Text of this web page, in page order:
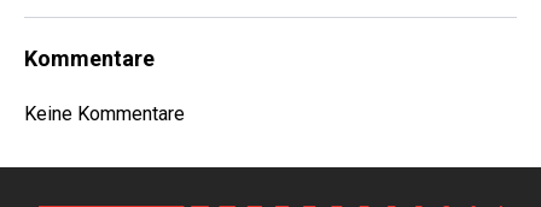
Kommentare
Keine Kommentare